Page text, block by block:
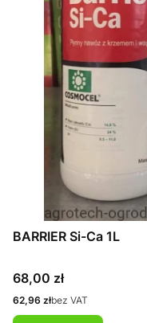
BARRIER Si-Ca 1L
Cena
68,00 zł
Cena
62,96 złbez VAT